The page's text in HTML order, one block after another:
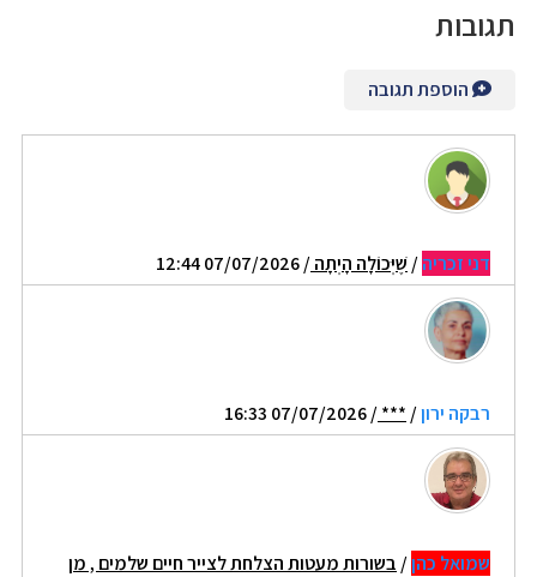
תגובות
הוספת תגובה
דני זכריה/שֶׁיְּכוֹלָה הָיְתָה/ 07/07/2026 12:44
רבקה ירון/
***
/ 07/07/2026 16:33
שמואל כהן/ בשורות מעטות הצלחת לצייר חיים שלמים , מן